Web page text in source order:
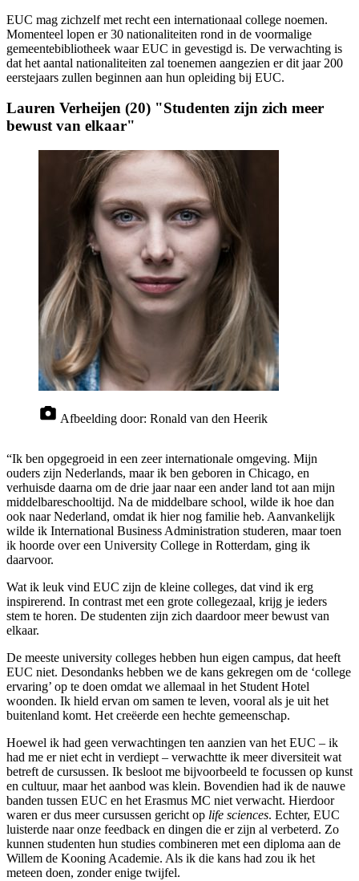
EUC mag zichzelf met recht een internationaal college noemen.
Momenteel lopen er 30 nationaliteiten rond in de voormalige
gemeentebibliotheek waar EUC in gevestigd is. De verwachting is
dat het aantal nationaliteiten zal toenemen aangezien er dit jaar 200
eerstejaars zullen beginnen aan hun opleiding bij EUC.
Lauren Verheijen (20) "Studenten zijn zich meer
bewust van elkaar"
Afbeelding door: Ronald van den Heerik
“Ik ben opgegroeid in een zeer internationale omgeving. Mijn
ouders zijn Nederlands, maar ik ben geboren in Chicago, en
verhuisde daarna om de drie jaar naar een ander land tot aan mijn
middelbareschooltijd. Na de middelbare school, wilde ik hoe dan
ook naar Nederland, omdat ik hier nog familie heb. Aanvankelijk
wilde ik International Business Administration studeren, maar toen
ik hoorde over een University College in Rotterdam, ging ik
daarvoor.
Wat ik leuk vind EUC zijn de kleine colleges, dat vind ik erg
inspirerend. In contrast met een grote collegezaal, krijg je ieders
stem te horen. De studenten zijn zich daardoor meer bewust van
elkaar.
De meeste university colleges hebben hun eigen campus, dat heeft
EUC niet. Desondanks hebben we de kans gekregen om de ‘college
ervaring’ op te doen omdat we allemaal in het Student Hotel
woonden. Ik hield ervan om samen te leven, vooral als je uit het
buitenland komt. Het creëerde een hechte gemeenschap.
Hoewel ik had geen verwachtingen ten aanzien van het EUC – ik
had me er niet echt in verdiept – verwachtte ik meer diversiteit wat
betreft de cursussen. Ik besloot me bijvoorbeeld te focussen op kunst
en cultuur, maar het aanbod was klein. Bovendien had ik de nauwe
banden tussen EUC en het Erasmus MC niet verwacht. Hierdoor
waren er dus meer cursussen gericht op life sciences. Echter, EUC
luisterde naar onze feedback en dingen die er zijn al verbeterd. Zo
kunnen studenten hun studies combineren met een diploma aan de
Willem de Kooning Academie. Als ik die kans had zou ik het
meteen doen, zonder enige twijfel.